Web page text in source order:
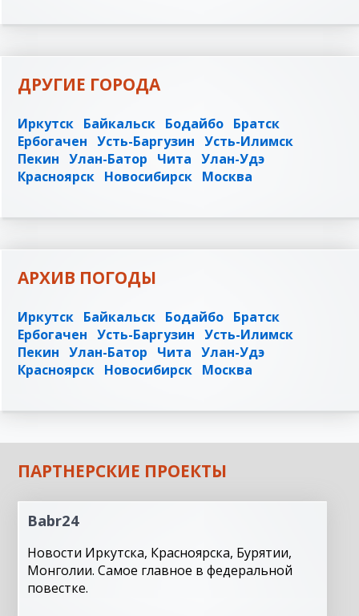
ДРУГИЕ ГОРОДА
Иркутск Байкальск Бодайбо Братск
Ербогачен Усть-Баргузин Усть-Илимск
Пекин Улан-Батор Чита Улан-Удэ
Красноярск Новосибирск Москва
АРХИВ ПОГОДЫ
Иркутск Байкальск Бодайбо Братск
Ербогачен Усть-Баргузин Усть-Илимск
Пекин Улан-Батор Чита Улан-Удэ
Красноярск Новосибирск Москва
ПАРТНЕРСКИЕ ПРОЕКТЫ
Babr24
Новости Иркутска, Красноярска, Бурятии,
Монголии. Самое главное в федеральной
повестке.